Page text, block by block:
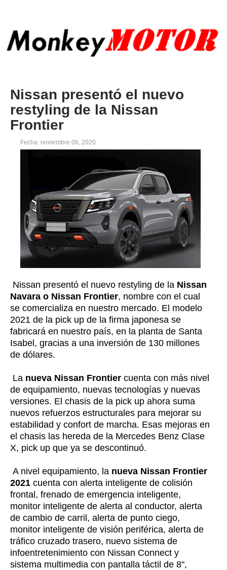
Nissan presentó el nuevo
restyling de la Nissan
Frontier
Fecha: noviembre 06, 2020
Nissan presentó el nuevo restyling de la Nissan
Navara o Nissan Frontier, nombre con el cual
se comercializa en nuestro mercado. El modelo
2021 de la pick up de la firma japonesa se
fabricará en nuestro país, en la planta de Santa
Isabel, gracias a una inversión de 130 millones
de dólares.
La nueva Nissan Frontier cuenta con más nivel
de equipamiento, nuevas tecnologías y nuevas
versiones. El chasis de la pick up ahora suma
nuevos refuerzos estructurales para mejorar su
estabilidad y confort de marcha. Esas mejoras en
el chasis las hereda de la Mercedes Benz Clase
X, pick up que ya se descontinuó.
A nivel equipamiento, la nueva Nissan Frontier
2021 cuenta con alerta inteligente de colisión
frontal, frenado de emergencia inteligente,
monitor inteligente de alerta al conductor, alerta
de cambio de carril, alerta de punto ciego,
monitor inteligente de visión periférica, alerta de
tráfico cruzado trasero, nuevo sistema de
infoentretenimiento con Nissan Connect y
sistema multimedia con pantalla táctil de 8",